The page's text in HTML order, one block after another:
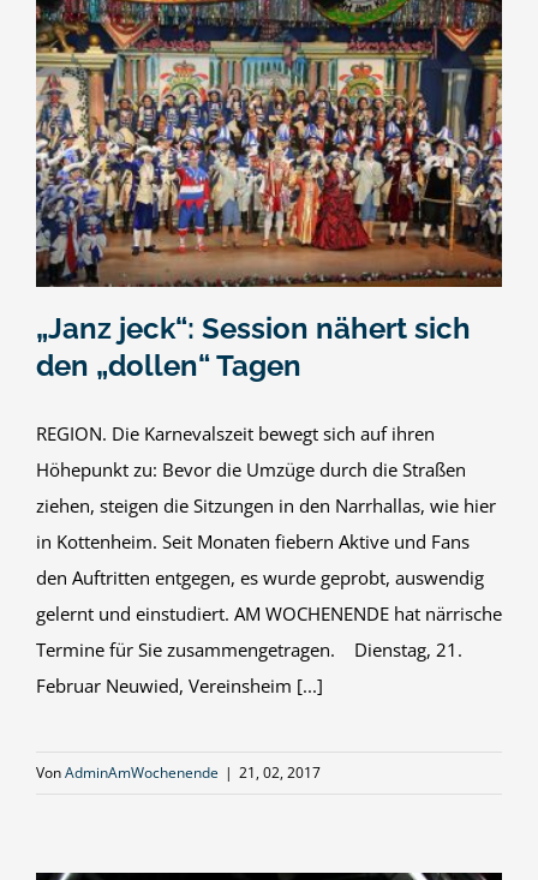
„Janz jeck“: Session nähert sich
den „dollen“ Tagen
REGION. Die Karnevalszeit bewegt sich auf ihren
Höhepunkt zu: Bevor die Umzüge durch die Straßen
ziehen, steigen die Sitzungen in den Narrhallas, wie hier
in Kottenheim. Seit Monaten fiebern Aktive und Fans
den Auftritten entgegen, es wurde geprobt, auswendig
gelernt und einstudiert. AM WOCHENENDE hat närrische
Termine für Sie zusammengetragen. Dienstag, 21.
Februar Neuwied, Vereinsheim [...]
VonAdminAmWochenende | 21, 02, 2017